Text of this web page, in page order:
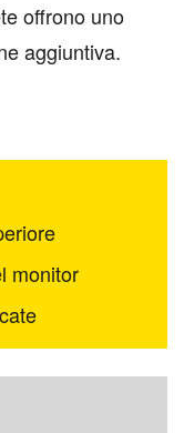
offrono uno
aggiuntiva.
monitor